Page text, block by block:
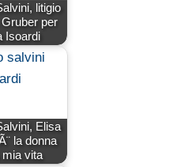
litigio
per
Isoardi
Elisa
la donna
mia vita